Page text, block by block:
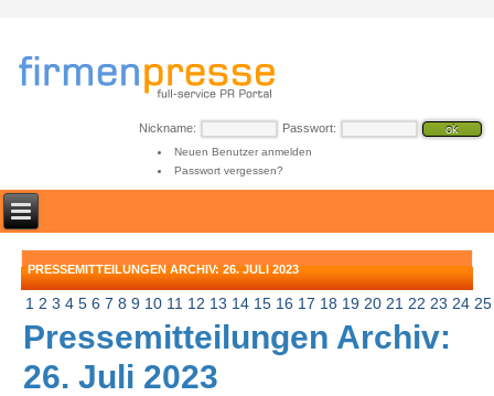
Nickname: Passwort:
Neuen Benutzer anmelden
Passwort vergessen?
PRESSEMITTEILUNGEN ARCHIV: 26. JULI 2023
1 2 3 4 5 6 7 8 9 10 11 12 13 14 15 16 17 18 19 20 21 22 23 24 25
Pressemitteilungen Archiv:
26. Juli 2023